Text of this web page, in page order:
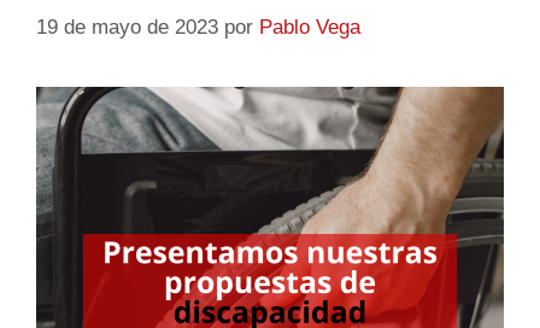
19 de mayo de 2023 por Pablo Vega